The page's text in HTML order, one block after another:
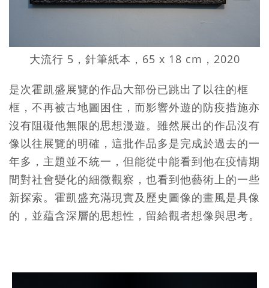
大流行 5，針筆紙本，65 x 18 cm，2020
是次霍凱盛展覽的作品大部份已跳出了以往的框
框，不再被古地圖困住，而影響外遊的防疫措施亦
沒有阻礙他無限的思想漫遊。雖然展出的作品沒有
像以往展覽的明確，這批作品多是完成於過去的一
年多，主題並不統一，但能從中能看到他在疫情期
間對社會變化的細微觀察，也看到他藝術上的一些
新探索。霍凱盛充滿現實及歷史圖像的畫風是具像
的，並藴含深層的思想性，留給觀者想像與思考。